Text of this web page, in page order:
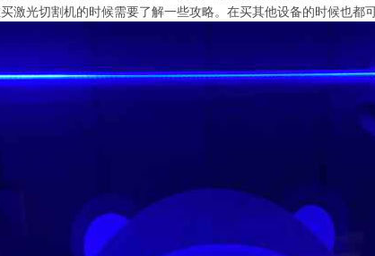
激光切割机的时候需要了解一些攻略。在买其他设备的时候也都可